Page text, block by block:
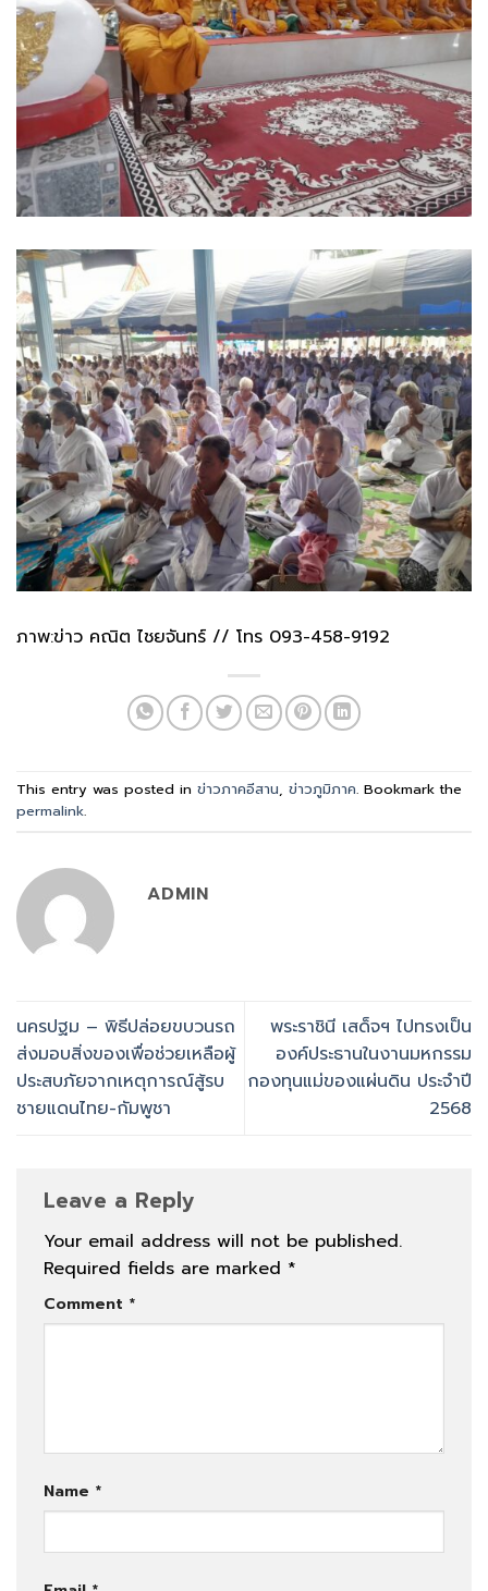
ภาพ:ข่าว คณิต ไชยจันทร์ // โทร 093-458-9192
This entry was posted in ข่าวภาคอีสาน, ข่าวภูมิภาค. Bookmark the
permalink.
ADMIN
นครปฐม – พิธีปล่อยขบวนรถ
ส่งมอบสิ่งของเพื่อช่วยเหลือผู้
ประสบภัยจากเหตุการณ์สู้รบ
ชายแดนไทย-กัมพูชา
พระราชินี เสด็จฯ ไปทรงเป็น
องค์ประธานในงานมหกรรม
กองทุนแม่ของแผ่นดิน ประจำปี
2568
Leave a Reply
Your email address will not be published.
Required fields are marked *
Comment *
Name *